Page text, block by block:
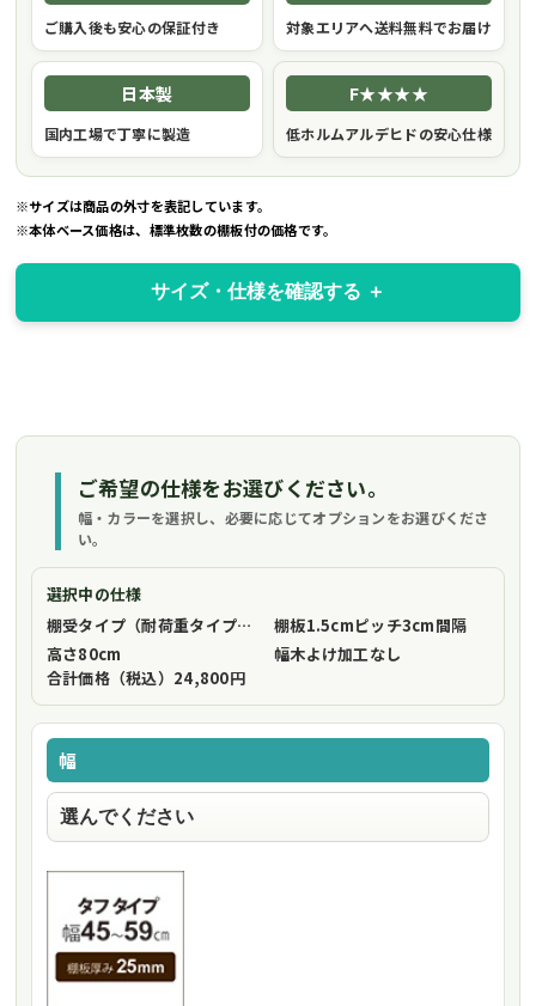
ご購入後も安心の保証付き 対象エリアへ送料無料でお届け
日本製
国内工場で丁寧に製造
F★★★★
低ホルムアルデヒドの安心仕様
※サイズは商品の外寸を表記しています。
※本体ベース価格は、標準枚数の棚板付の価格です。
サイズ・仕様を確認する
ご希望の仕様をお選びください。
幅・カラーを選択し、必要に応じてオプションをお選びくださ
い。
選択中の仕様
棚受タイプ（耐荷重タイプ）
フリーストップ棚受（標準仕様）
棚板1.5cmピッチ3cm間隔
高さ80cm 幅木よけ加工なし
合計価格（税込） 24,800円
幅